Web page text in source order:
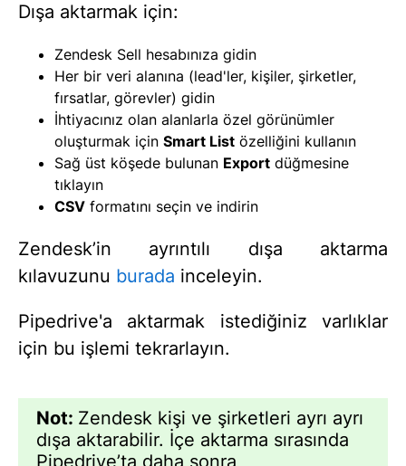
Dışa aktarmak için:
Zendesk Sell hesabınıza gidin
Her bir veri alanına (lead'ler, kişiler, şirketler,
fırsatlar, görevler) gidin
İhtiyacınız olan alanlarla özel görünümler
oluşturmak için Smart List özelliğini kullanın
Sağ üst köşede bulunan Export düğmesine
tıklayın
CSV formatını seçin ve indirin
Zendesk’in ayrıntılı dışa aktarma
kılavuzunu burada inceleyin.
Pipedrive'a aktarmak istediğiniz varlıklar
için bu işlemi tekrarlayın.
Not: Zendesk kişi ve şirketleri ayrı ayrı
dışa aktarabilir. İçe aktarma sırasında